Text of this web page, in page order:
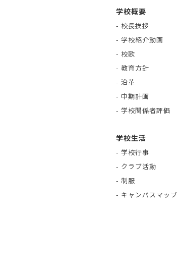
学校概要
- 校長挨拶
- 学校紹介動画
- 校歌
- 教育方針
- 沿革
- 中期計画
- 学校関係者評価
学校生活
- 学校行事
- クラブ活動
- 制服
- キャンパスマップ